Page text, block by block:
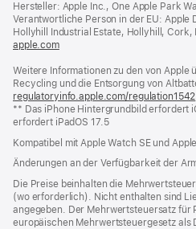
Hersteller: Apple Inc., One Apple Park
Verantwortliche Person in der EU: Apple
Hollyhill Industrial Estate, Hollyhill, Cork,
apple.com(öffnet
neues
Fenster)
Weitere Informationen zu den von Apple
Recycling und die Entsorgung von
regulatoryinfo.apple.com/regulation1542
** Das iPhone Hintergrundbild erfordert
erfordert iPadOS 17.5
Kompatibel mit Apple Watch SE und
Änderungen an der Verfügbarkeit der
Die Preise beinhalten die
(wo erforderlich). Nicht enthalten sind
angegeben. Der Mehrwertsteuersatz für
europäischen Mehrwertsteuergesetz als